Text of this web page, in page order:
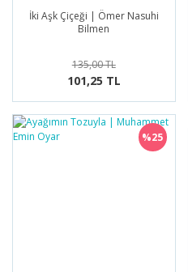
İki Aşk Çiçeği | Ömer Nasuhi
Bilmen
135,00 TL
101,25 TL
%25